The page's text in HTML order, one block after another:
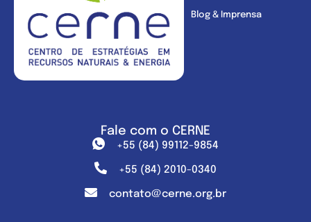
Blog & Imprensa
Fale com o CERNE
+55 (84) 99112-9854
+55 (84) 2010-0340
contato@cerne.org.br